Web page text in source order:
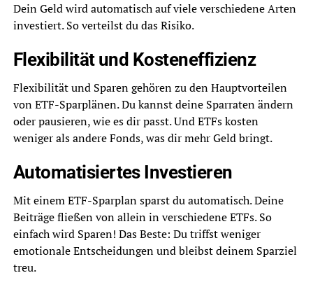
Dein Geld wird automatisch auf viele verschiedene Arten
investiert. So verteilst du das Risiko.
Flexibilität und Kosteneffizienz
Flexibilität und Sparen gehören zu den Hauptvorteilen
von ETF-Sparplänen. Du kannst deine Sparraten ändern
oder pausieren, wie es dir passt. Und ETFs kosten
weniger als andere Fonds, was dir mehr Geld bringt.
Automatisiertes Investieren
Mit einem ETF-Sparplan sparst du automatisch. Deine
Beiträge fließen von allein in verschiedene ETFs. So
einfach wird Sparen! Das Beste: Du triffst weniger
emotionale Entscheidungen und bleibst deinem Sparziel
treu.